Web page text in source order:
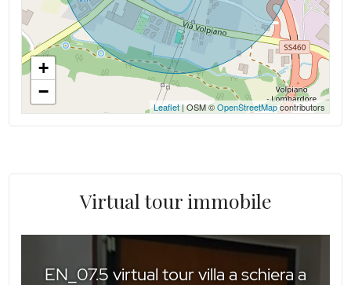
+
−
Leaflet| OSM ©OpenStreetMapcontributors
Virtual tour immobile